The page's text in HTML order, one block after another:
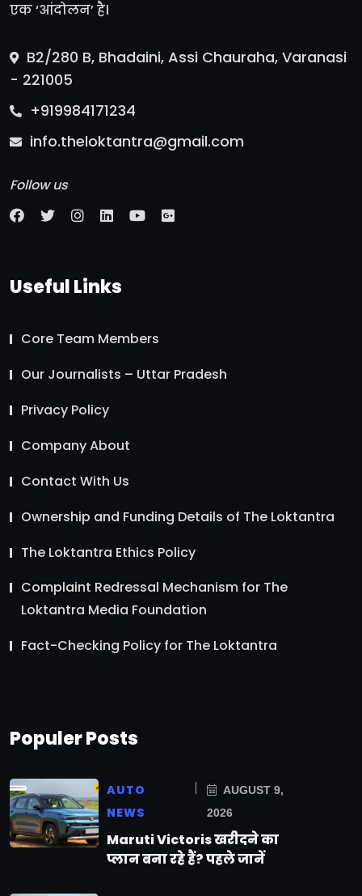
एक ‘आंदोलन’ है।
B2/280 B, Bhadaini, Assi Chauraha, Varanasi
- 221005
+919984171234
info.theloktantra@gmail.com
Follow us
Useful Links
Core Team Members
Our Journalists – Uttar Pradesh
Privacy Policy
Company About
Contact With Us
Ownership and Funding Details of The Loktantra
The Loktantra Ethics Policy
Complaint Redressal Mechanism for The
Loktantra Media Foundation
Fact-Checking Policy for The Loktantra
Populer Posts
AUTO
NEWS
AUGUST 9,
2026
Maruti Victoris खरीदने का
प्लान बना रहे हैं? पहले जानें